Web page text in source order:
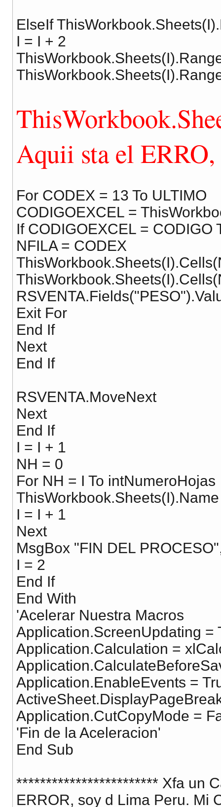
ElseIf
I = I + 2
Aquii sta el
For CODEX = 13 To ULTIMO
CODIGOEXCEL =
If CODIGOEXCEL = CODIGO
NFILA = CODEX
Exit For
End If
Next
End If
RSVENTA.MoveNext
Next
End If
I = I + 1
NH = 0
For NH = I To intNumeroHojas
I = I + 1
Next
MsgBox "FIN DEL
I = 2
End If
End With
'Acelerar Nuestra Macros
Application.ScreenUpdating =
Application.Calculation =
Application.EnableEvents =
Application.CutCopyMode =
'Fin de la Aceleracion'
End Sub
************************ Xfa un
ERROR, soy d Lima Peru. Mi